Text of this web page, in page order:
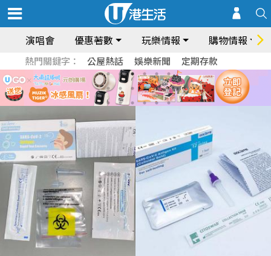
演唱會 優惠著數 玩樂情報 購物情報
熱門關鍵字： 公屋熱話 娛樂新聞 定期存款